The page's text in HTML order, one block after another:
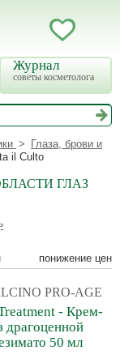
Журнал
советы косметолога
Глаза, брови и
il Culto
ГЛАЗ
понижение цен
PRO-AGE
- Крем-
драгоценной
50 мл